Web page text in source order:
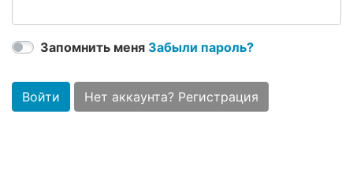
Запомнить меня Забыли пароль?
Войти Нет аккаунта? Регистрация